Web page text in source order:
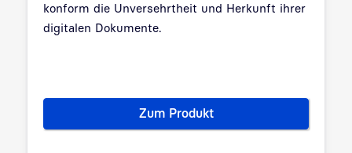
konform die Unversehrtheit und Herkunft ihrer
digitalen Dokumente.
Zum ProduktSiegelkarten: Qualifiziert